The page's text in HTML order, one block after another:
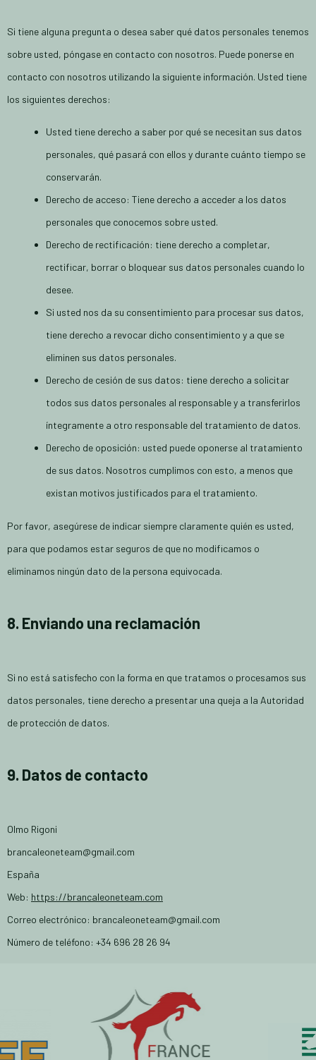
Si tiene alguna pregunta o desea saber qué datos personales tenemos
sobre usted, póngase en contacto con nosotros. Puede ponerse en
contacto con nosotros utilizando la siguiente información. Usted tiene
los siguientes derechos:
Usted tiene derecho a saber por qué se necesitan sus datos
personales, qué pasará con ellos y durante cuánto tiempo se
conservarán.
Derecho de acceso: Tiene derecho a acceder a los datos
personales que conocemos sobre usted.
Derecho de rectificación: tiene derecho a completar,
rectificar, borrar o bloquear sus datos personales cuando lo
desee.
Si usted nos da su consentimiento para procesar sus datos,
tiene derecho a revocar dicho consentimiento y a que se
eliminen sus datos personales.
Derecho de cesión de sus datos: tiene derecho a solicitar
todos sus datos personales al responsable y a transferirlos
íntegramente a otro responsable del tratamiento de datos.
Derecho de oposición: usted puede oponerse al tratamiento
de sus datos. Nosotros cumplimos con esto, a menos que
existan motivos justificados para el tratamiento.
Por favor, asegúrese de indicar siempre claramente quién es usted,
para que podamos estar seguros de que no modificamos o
eliminamos ningún dato de la persona equivocada.
8. Enviando una reclamación
Si no está satisfecho con la forma en que tratamos o procesamos sus
datos personales, tiene derecho a presentar una queja a la Autoridad
de protección de datos.
9. Datos de contacto
Olmo Rigoni
brancaleoneteam@gmail.com
España
Web: https://brancaleoneteam.com
Correo electrónico: brancaleoneteam@gmail.com
Número de teléfono: +34 696 28 26 94